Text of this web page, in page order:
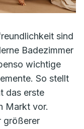
sind
Badezimmer
wichtige
So stellt
das erste
Markt vor.
größerer